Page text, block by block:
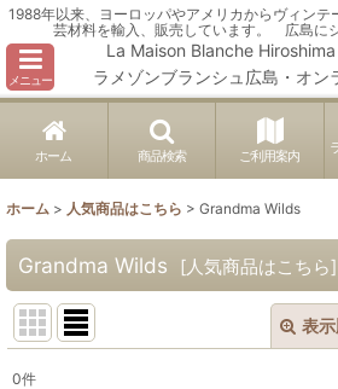
1988年以来、ヨーロッパやアメリカからヴィンテ
芸材料を輸入、販売しています。 広島に
メニュー
La Maison Blanche
ラメゾンブランシュ広島・オン
ホーム 商品検索 ご利用案内
ホーム > 人気商品はこちら > Grandma Wilds
Grandma Wilds [人気商品はこちら]
表
0件